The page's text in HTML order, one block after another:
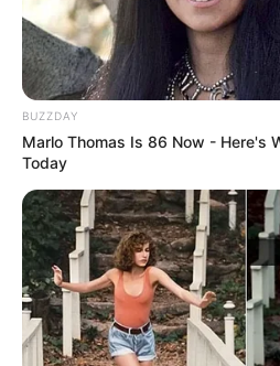
BUZZDAY
Marlo Thomas Is 86 Now - Here's
Today